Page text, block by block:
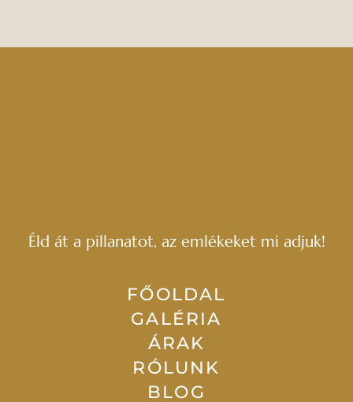
Éld át a pillanatot, az emlékeket mi adjuk!
FŐOLDAL
GALÉRIA
ÁRAK
RÓLUNK
BLOG